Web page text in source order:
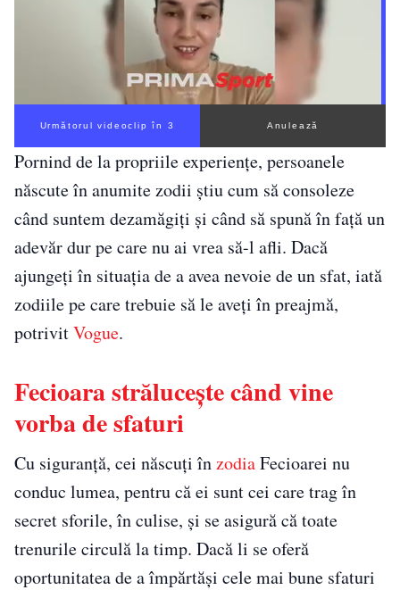
Următorul videoclip în 2 Anulează
Pornind de la propriile experiențe, persoanele
născute în anumite zodii știu cum să consoleze
când suntem dezamăgiți și când să spună în față un
adevăr dur pe care nu ai vrea să-l afli. Dacă
ajungeți în situația de a avea nevoie de un sfat, iată
zodiile pe care trebuie să le aveți în preajmă,
potrivitVogue.
Fecioara strălucește când vine
vorba de sfaturi
Cu siguranță, cei născuți înzodiaFecioarei nu
conduc lumea, pentru că ei sunt cei care trag în
secret sforile, în culise, și se asigură că toate
trenurile circulă la timp. Dacă li se oferă
oportunitatea de a împărtăși cele mai bune sfaturi